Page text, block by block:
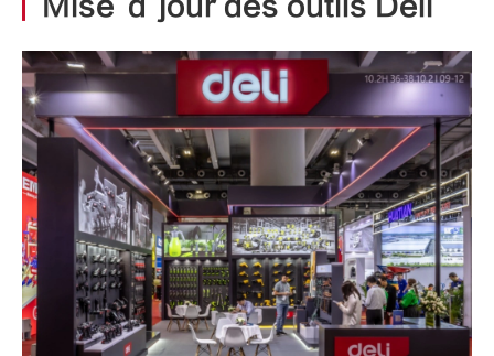
Mise à jour des outils Deli